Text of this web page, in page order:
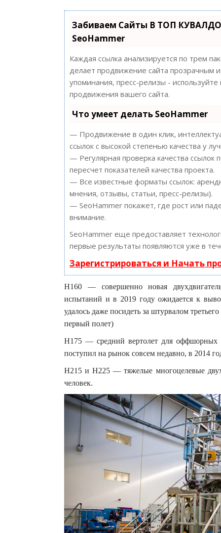
Забиваем Сайты В ТОП
SeoHammer
Каждая ссылка анализируется по трем
делает продвижение сайта прозрачным
упоминания, пресс-релизы -
продвижения вашего сайта.
Что умеет делать SeoHammer
— Продвижение в один клик,
ссылок с высокой степенью качества у
— Регулярная проверка качества
пересчет показателей качества проекта.
— Все известные форматы ссылок:
мнения, отзывы, статьи, пресс-релизы).
— SeoHammer покажет, где рост или
внимание.
SeoHammer еще предоставляет
первые результаты появляются уже в
Зарегистрироваться и Начать
H160 — совершенно новая
испытаний и в 2019 году ожидается к
удалось даже посидеть за штурвалом
первый полет)
H175 — средний вертолет для оффшорных
поступил на рынок совсем недавно, в 2014
H215 и H225 — тяжелые многоцелевые
человек.